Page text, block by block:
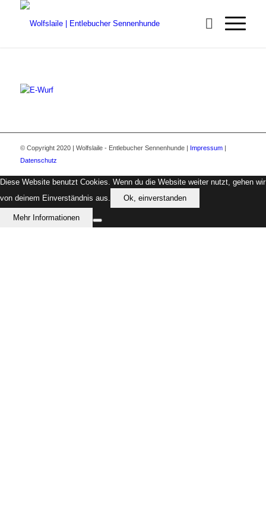
© Copyright 2020 | Wolfslaile - Entlebucher Sennenhunde | Impressum|
Datenschutz
Diese Website benutzt Cookies. Wenn du die Website weiter nutzt, gehen wir
von deinem Einverständnis aus.
Ok, einverstanden
Mehr Informationen